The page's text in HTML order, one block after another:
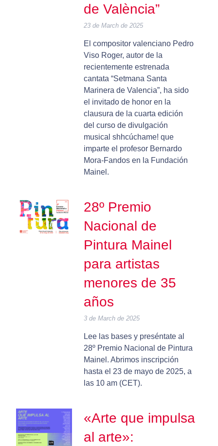
de València”
23 de March de 2025
El compositor valenciano Pedro
Viso Roger, autor de la
recientemente estrenada
cantata “Setmana Santa
Marinera de Valencia”, ha sido
el invitado de honor en la
clausura de la cuarta edición
del curso de divulgación
musical shhcúchame! que
imparte el profesor Bernardo
Mora-Fandos en la Fundación
Mainel.
28º Premio
Nacional de
Pintura Mainel
para artistas
menores de 35
años
3 de March de 2025
Lee las bases y preséntate al
28º Premio Nacional de Pintura
Mainel. Abrimos inscripción
hasta el 23 de mayo de 2025, a
las 10 am (CET).
«Arte que impulsa
al arte»: